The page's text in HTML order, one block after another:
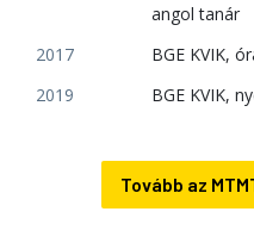
angol tanár
2017
BGE KVIK,
2019
BGE KVIK,
Tovább az